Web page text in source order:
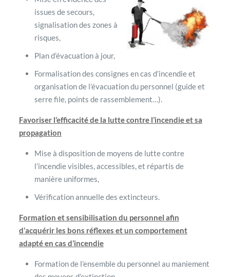
issues de secours,
signalisation des zones à
risques,
Plan d’évacuation à jour,
Formalisation des consignes en cas d’incendie et
organisation de l’évacuation du personnel (guide et
serre file, points de rassemblement…).
Favoriser l’efficacité de la lutte contre l’incendie et sa
propagation
Mise à disposition de moyens de lutte contre
l’incendie visibles, accessibles, et répartis de
manière uniformes,
Vérification annuelle des extincteurs.
Formation et sensibilisation du personnel afin
d’acquérir les bons réflexes et un comportement
adapté en cas d’incendie
Formation de l’ensemble du personnel au maniement